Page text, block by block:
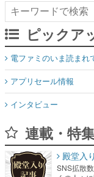
ピックア
電ファミのいま読まれ
アプリセール情報
インタビュー
連載・特
殿堂入
SNS拡散